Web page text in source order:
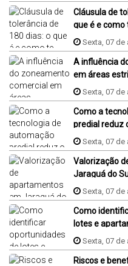
Cláusula de
que é e
imóvel na
Sexta, 07
A influência
em áreas
Sexta, 07
Como a
predial reduz
Sexta, 07
Valorização
Jaraguá do
Sexta, 07
Como
lotes e
Porto Belo?
Sexta, 07
Riscos e